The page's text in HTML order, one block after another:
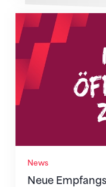
News
Neue
Neue